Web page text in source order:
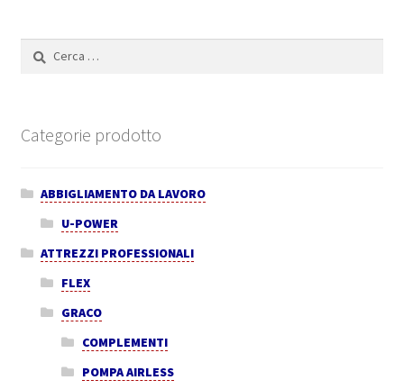
Ricerca
Categorie prodotto
ABBIGLIAMENTO DA LAVORO
U-POWER
ATTREZZI PROFESSIONALI
FLEX
GRACO
COMPLEMENTI
POMPA AIRLESS